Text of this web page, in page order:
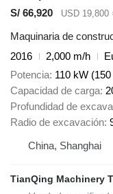
S/ 66,920 USD 19,800
Maquinaria de
2016
2,000 m/h
Potencia 110 kW
Capacidad de carga
Profundidad de
Radio de excavación
China, Shanghai
TianQing Machinery